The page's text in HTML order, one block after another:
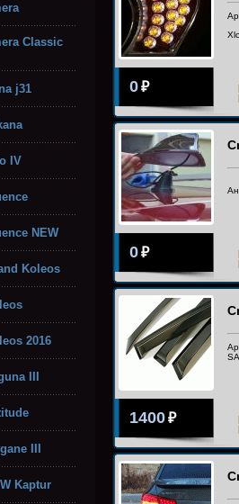
Classic
j31
IV
NEW
Koleos
2016
III
III
Kaptur
0₽
0₽
1400₽